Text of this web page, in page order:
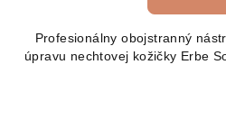
Profesionálny obojstranný
úpravu nechtovej kožičky Erbe